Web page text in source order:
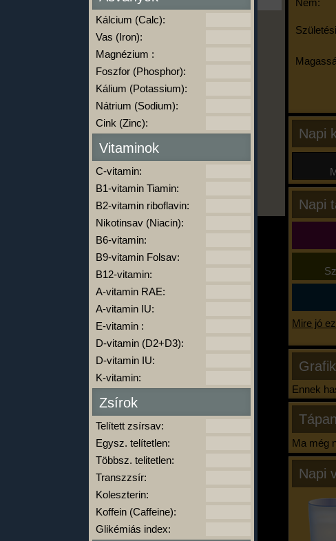
Nem:
Napi
Napi
Mire jó
Ennek
Ma még
Napi
kalóriabázis.hu
Kálcium (Calc):
Vas (Iron):
Magnézium :
Foszfor (Phosphor):
Kálium (Potassium):
Nátrium (Sodium):
Cink (Zinc):
Vitaminok
C-vitamin:
B1-vitamin Tiamin:
B2-vitamin riboflavin:
Nikotinsav (Niacin):
B6-vitamin:
B9-vitamin Folsav:
B12-vitamin:
A-vitamin RAE:
A-vitamin IU:
E-vitamin :
D-vitamin (D2+D3):
D-vitamin IU:
K-vitamin:
Zsírok
Telített zsírsav:
Egysz. telítetlen:
Többsz. telitetlen:
Transzzsír:
Koleszterin:
Koffein (Caffeine):
Glikémiás index: